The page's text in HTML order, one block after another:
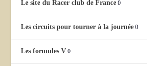
Le site du Racer club de France 0
Les circuits pour tourner à la journée 0
Les formules V 0